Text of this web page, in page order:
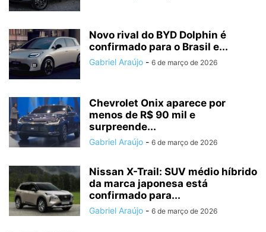
Novo rival do BYD Dolphin é
confirmado para o Brasil e...
Gabriel Araújo - 6 de março de 2026
Chevrolet Onix aparece por
menos de R$ 90 mil e
surpreende...
Gabriel Araújo - 6 de março de 2026
Nissan X-Trail: SUV médio híbrido
da marca japonesa está
confirmado para...
Gabriel Araújo - 6 de março de 2026